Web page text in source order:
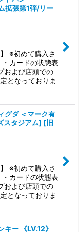
拡張第1弾/リー
※初めて購入さ
カードの状態表
および店頭での
となっておりま
グダ ＜マーク有
スタジアム] [旧
※初めて購入さ
カードの状態表
および店頭での
となっておりま
キー 《LV.12》